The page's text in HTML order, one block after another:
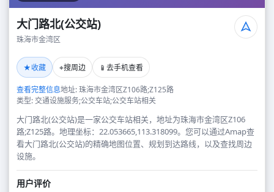
大门路北(公交站)
珠海市金湾区
★收藏 ⌖搜周边 📱 去手机查看
查看完整信息地址: 珠海市金湾区Z106路;Z125路
类型: 交通设施服务;公交车站;公交车站相关
大门路北(公交站)是一家公交车站相关，地址为珠海市金湾区Z106
路;Z125路。地理坐标：22.053665,113.318099。您可以通过Amap查
看大门路北(公交站)的精确地图位置、规划到达路线，以及查找周边
设施。
用户评价